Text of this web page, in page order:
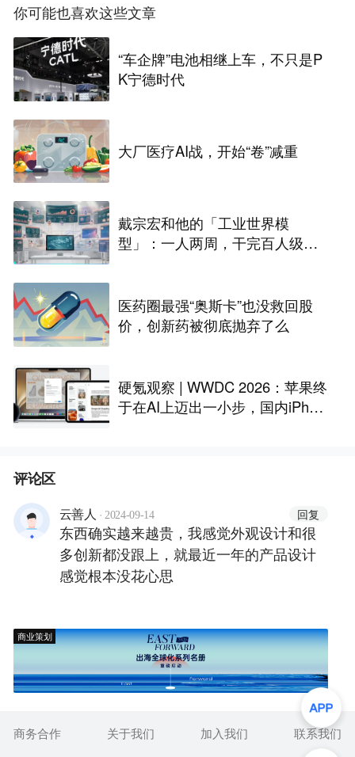
你可能也喜欢这些文章
“车企牌”电池相继上车，不只是P
K宁德时代
大厂医疗AI战，开始“卷”减重
戴宗宏和他的「工业世界模
型」：一人两周，干完百人级定
医药圈最强“奥斯卡”也没救回股
价，创新药被彻底抛弃了么
硬氪观察 | WWDC 2026：苹果终
于在AI上迈出一小步，国内iPhon
评论区
云善人 · 2024-09-14 回复
东西确实越来越贵，我感觉外观设计和很
多创新都没跟上，就最近一年的产品设计
感觉根本没花心思
商业策划
商务合作 关于我们 加入我们
联系我们